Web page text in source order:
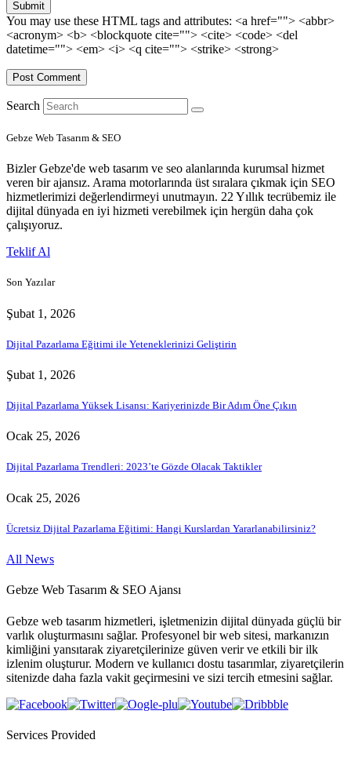
Submit
You may use these HTML tags and attributes: <a href=""> <abbr>
<acronym> <b> <blockquote cite=""> <cite> <code> <del
datetime=""> <em> <i> <q cite=""> <strike> <strong>
Search
Gebze Web Tasarım & SEO
Bizler Gebze'de web tasarım ve seo alanlarında kurumsal hizmet
veren bir ajansız. Arama motorlarında üst sıralara çıkmak için SEO
hizmetlerimizi değerlendirmeyi unutmayın. 22 Yıllık tecrübemiz ile
dijital dünyada en iyi hizmeti verebilmek için hergün daha çok
çalışıyoruz.
Teklif Al
Son Yazılar
Şubat 1, 2026
Dijital Pazarlama Eğitimi ile Yeteneklerinizi Geliştirin
Şubat 1, 2026
Dijital Pazarlama Yüksek Lisansı: Kariyerinizde Bir Adım Öne Çıkın
Ocak 25, 2026
Dijital Pazarlama Trendleri: 2023’te Gözde Olacak Taktikler
Ocak 25, 2026
Ücretsiz Dijital Pazarlama Eğitimi: Hangi Kurslardan Yararlanabilirsiniz?
All News
Gebze Web Tasarım & SEO Ajansı
Gebze web tasarım hizmetleri, işletmenizin dijital dünyada güçlü bir
varlık oluşturmasını sağlar. Profesyonel bir web sitesi, markanızın
kimliğini yansıtarak ziyaretçilerinize güven verir ve etkili bir ilk
izlenim oluşturur. Modern ve kullanıcı dostu tasarımlar, ziyaretçilerin
sitenizde daha fazla vakit geçirmesini ve sizi tercih etmesini sağlar.
Services Provided